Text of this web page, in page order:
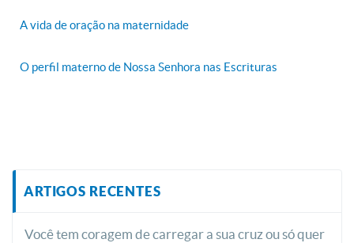
A vida de oração na maternidade
O perfil materno de Nossa Senhora nas Escrituras
ARTIGOS RECENTES
Você tem coragem de carregar a sua cruz ou só quer